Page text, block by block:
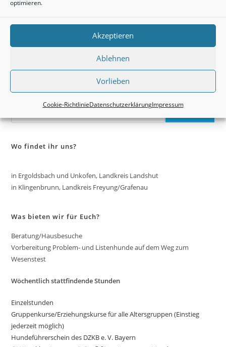
optimieren.
Akzeptieren
Ablehnen
Vorlieben
Cookie-RichtlinieDatenschutzerklärungImpressum
01.10.2023 – Praktische Prüfung – 𝗗𝗭𝗞𝗕 𝗲. 𝗩.
𝗕𝗮𝘆𝗲𝗿𝗻 𝗛𝘂𝗻𝗱𝗲𝗳ü𝗵𝗿𝗲𝗿𝘀𝗰𝗵𝗲i𝗻
2. Oktober 2023
Suchen
Wo findet ihr uns?
in Ergoldsbach und Unkofen, Landkreis Landshut
in Klingenbrunn, Landkreis Freyung/Grafenau
Was bieten wir für Euch?
Beratung/Hausbesuche
Vorbereitung Problem- und Listenhunde auf dem Weg zum
Wesenstest
Wöchentlich stattfindende Stunden
Einzelstunden
Gruppenkurse/Erziehungskurse für alle Altersgruppen (Einstieg
jederzeit möglich)
Hundeführerschein des DZKB e. V. Bayern